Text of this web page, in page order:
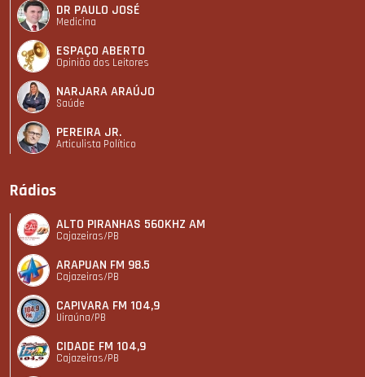
DR PAULO JOSÉ
Medicina
ESPAÇO ABERTO
Opinião dos Leitores
NARJARA ARAÚJO
Saúde
PEREIRA JR.
Articulista Polí­tico
Rádios
ALTO PIRANHAS 560KHZ AM
Cajazeiras/PB
ARAPUAN FM 98.5
Cajazeiras/PB
CAPIVARA FM 104,9
Uiraúna/PB
CIDADE FM 104,9
Cajazeiras/PB